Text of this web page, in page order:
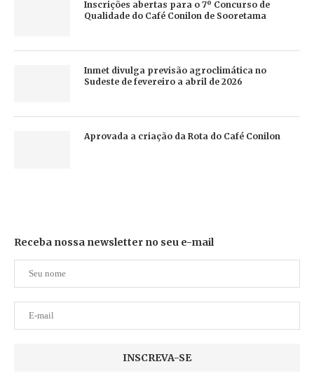
Inscrições abertas para o 7º Concurso de
Qualidade do Café Conilon de Sooretama
Inmet divulga previsão agroclimática no
Sudeste de fevereiro a abril de 2026
Aprovada a criação da Rota do Café Conilon
Receba nossa newsletter no seu e-mail